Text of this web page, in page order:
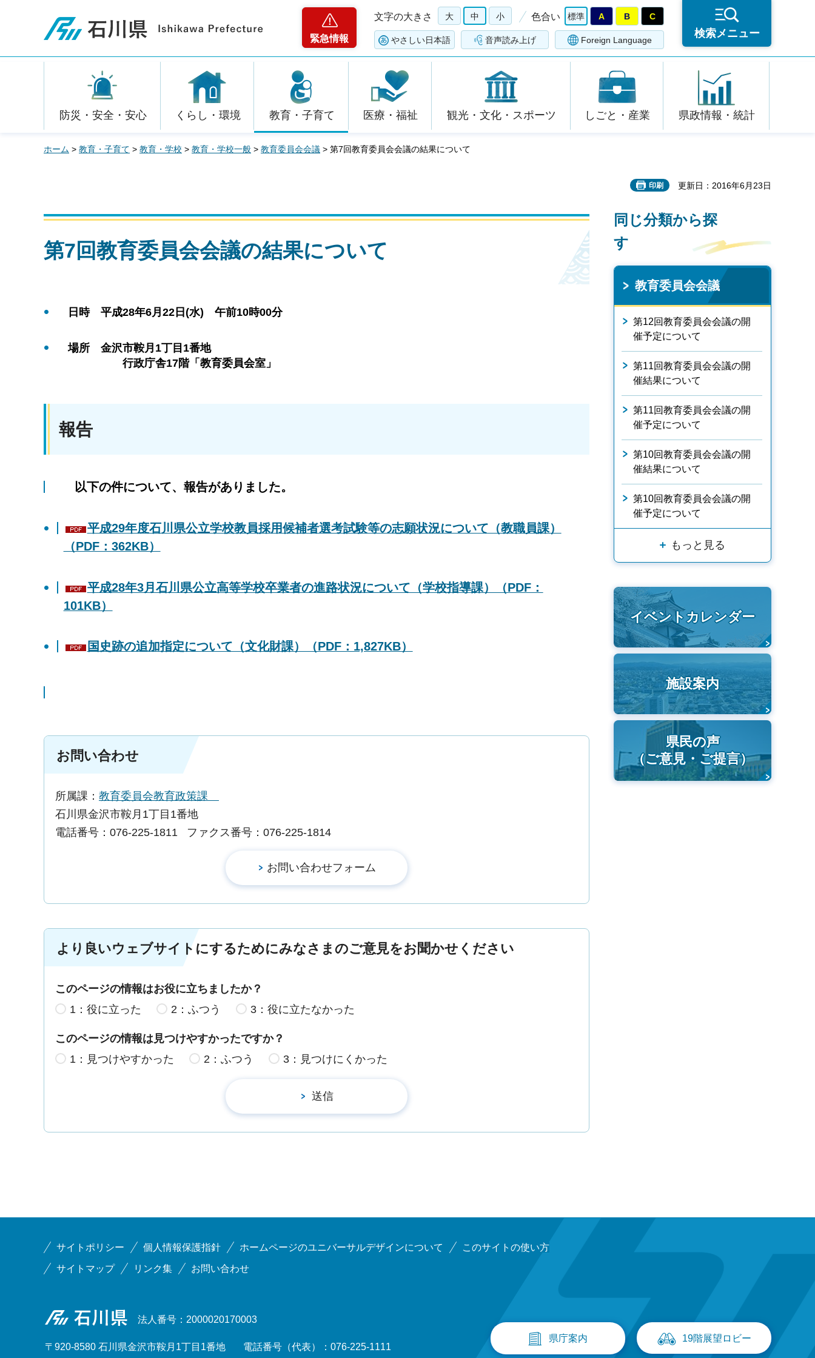
石川県
緊急情報
文字の大きさ 大 中 小 色合い 標準 A B C
やさしい日本語 音声読み上げ Foreign Language
検索メニュー
防災・安全・安心 くらし・環境 教育・子育て 医療・福祉 観光・文化・スポーツ しごと・産業 県政情報・統計
ホーム > 教育・子育て > 教育・学校 > 教育・学校一般 > 教育委員会会議 > 第7回教育委員会会議の結果について
印刷 更新日：2016年6月23日
第7回教育委員会会議の結果について
日時 平成28年6月22日(水) 午前10時00分
場所 金沢市鞍月1丁目1番地
行政庁舎17階「教育委員会室」
報告
以下の件について、報告がありました。
平成29年度石川県公立学校教員採用候補者選考試験等の志願状況について（教職員課）
（PDF：362KB）
平成28年3月石川県公立高等学校卒業者の進路状況について（学校指導課）（PDF：
101KB）
国史跡の追加指定について（文化財課）（PDF：1,827KB）
お問い合わせ
所属課： 教育委員会教育政策課
石川県金沢市鞍月1丁目1番地
電話番号：076-225-1811
ファクス番号：076-225-1814
より良いウェブサイトにするためにみなさまのご意見をお聞かせください
このページの情報はお役に立ちましたか？
1：役に立った
2：ふつう 3：役に立たなかった
このページの情報は見つけやすかったですか？
1：見つけやすかった
2：ふつう 3：見つけにくかった
同じ分類から探
す
教育委員会会議
第12回教育委員会会議の開
催予定について
第11回教育委員会会議の開
催結果について
第11回教育委員会会議の開
催予定について
第10回教育委員会会議の開
催結果について
第10回教育委員会会議の開
催予定について
もっと見る
イベントカレンダー
施設案内
県民の声
（ご意見・ご提言）
サイトポリシー 個人情報保護指針 ホームページのユニバーサルデザインについて このサイトの使い方
サイトマップ リンク集 お問い合わせ
石川県 法人番号：2000020170003
〒920-8580 石川県金沢市鞍月1丁目1番地 電話番号（代表）：076-225-1111
県庁案内 19階展望ロビー